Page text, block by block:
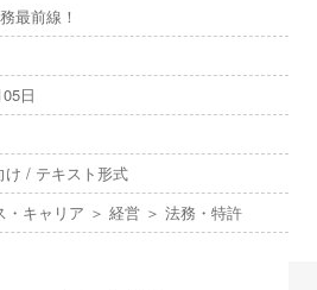
最前線！
日
け / テキスト形式
キャリア ＞ 経営 ＞ 法務・特許